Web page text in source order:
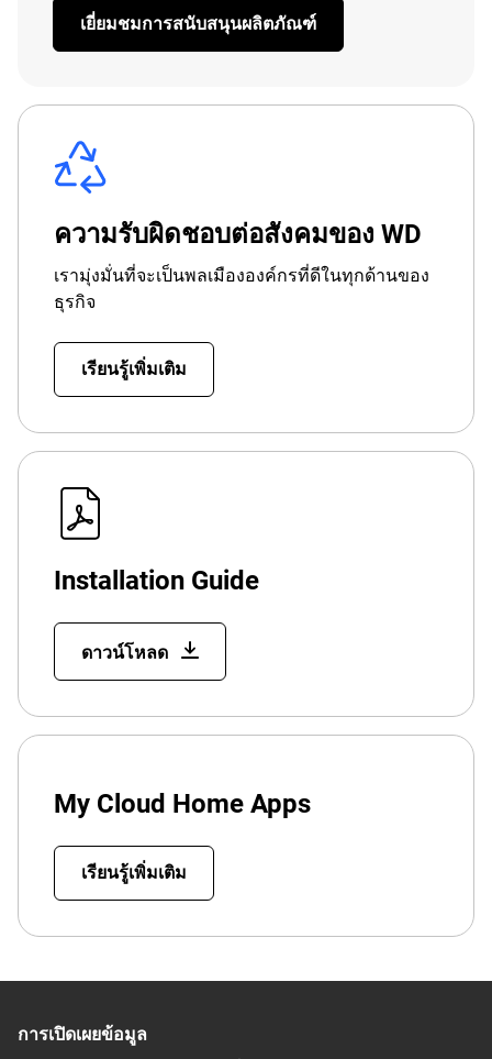
เยี่ยมชมการสนับสนุนผลิตภัณฑ์
ความรับผิดชอบต่อสังคมของ WD
เรามุ่งมั่นที่จะเป็นพลเมืององค์กรที่ดีในทุกด้านของ
ธุรกิจ
เรียนรู้เพิ่มเติม
Installation Guide
ดาวน์โหลด
My Cloud Home Apps
เรียนรู้เพิ่มเติม
การเปิดเผยข้อมูล